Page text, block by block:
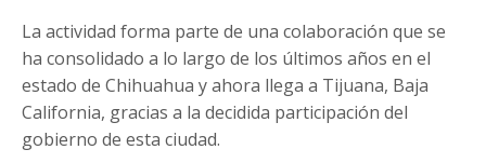
La actividad forma parte de una colaboración que se
ha consolidado a lo largo de los últimos años en el
estado de Chihuahua y ahora llega a Tijuana, Baja
California, gracias a la decidida participación del
gobierno de esta ciudad.